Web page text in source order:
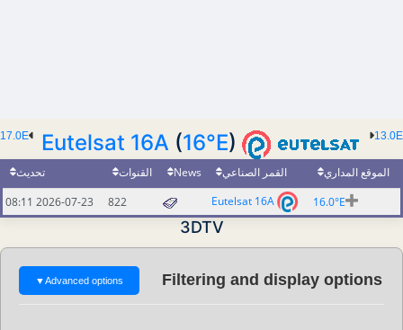
13.0E
17.0E Eutelsat 16A (16°E)
الموقع المداري القمر الصناعي News القنوات
تحديث
16.0°E
Eutelsat 16A
822
2026-07-23 08:11
3DTV
Filtering and display options
Advanced options
▼